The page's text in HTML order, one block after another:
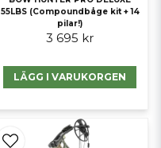
55LBS (Compoundbåge kit + 14
pilar!)
3 695 kr
LÄGG I VARUKORGEN